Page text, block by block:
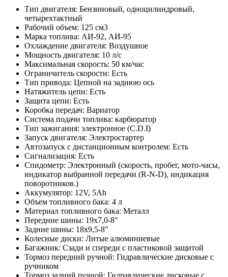
Тип двигателя: Бензиновый, одноцилиндровый,
четырехтактный
Рабочий объем: 125 см3
Марка топлива: АИ-92, АИ-95
Охлаждение двигателя: Воздушное
Мощность двигателя: 10 л/с
Максимальная скорость: 50 км/час
Ограничитель скорости: Есть
Тип привода: Цепной на заднюю ось
Натяжитель цепи: Есть
Защита цепи: Есть
Коробка передач: Вариатор
Система подачи топлива: карбюратор
Тип зажигания: электронное (C.D.I)
Запуск двигателя: Электростартер
Автозапуск с дистанционным контролем: Есть
Сигнализация: Есть
Спидометр: Электронный (скорость, пробег, мото-часы,
индикатор выбранной передачи (R-N-D), индикация
поворотников.)
Аккумулятор: 12V, 5Ah
Объем топливного бака: 4 л
Материал топливного бака: Металл
Передние шины: 19х7,0-8"
Задние шины: 18х9,5-8"
Колесные диски: Литые алюминиевые
Багажник: Сзади и спереди с пластиковой защитой
Тормоз передний ручной: Гидравлические дисковые с
ручником